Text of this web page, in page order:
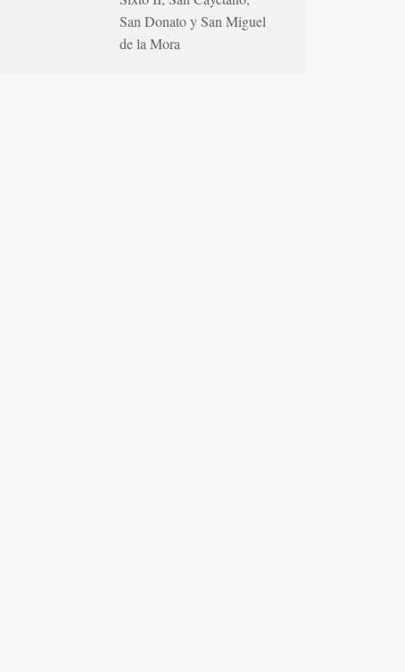
San Donato y San Miguel
de la Mora